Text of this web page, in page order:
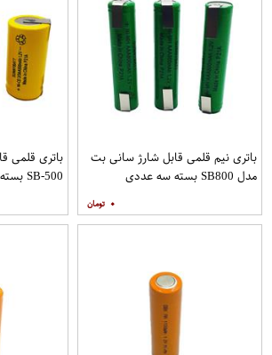
باتری نیم قلمی قابل شارژ سانی بت
مدل SB800 بسته سه عددی
۰
باتری قلمی
SB-500 بسته سه عددی